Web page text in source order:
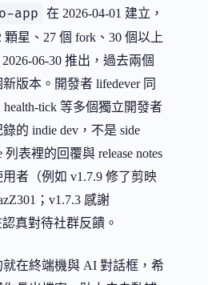
app
在 2026-04-01 建立，
顆星、27 個 fork、30 個以上
06-30 推出，過去兩個
版本。開發者 lifedever 同
tick 等多個獨立開發者
的 indie dev，不是 side
表裡的回覆與 release notes
者（例如 v1.7.9 修了剪映
；v1.7.3 感謝
真對待社群反饋。
在終端機與 AI 對話框，希